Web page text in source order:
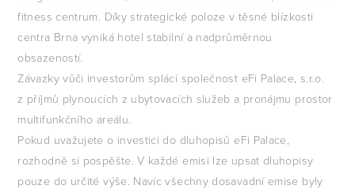
fitness centrum. Díky strategické poloze v těsné blízkosti
centra Brna vyniká hotel stabilní a nadprůměrnou
obsazeností.
Závazky vůči investorům splácí společnost eFi Palace, s.r.o.
z příjmů plynoucích z ubytovacích služeb a pronájmu prostor
multifunkčního areálu.
Pokud uvažujete o investici do dluhopisů eFi Palace,
rozhodně si pospěšte. V každé emisi lze upsat dluhopisy
pouze do určité výše. Navíc všechny dosavadní emise byly